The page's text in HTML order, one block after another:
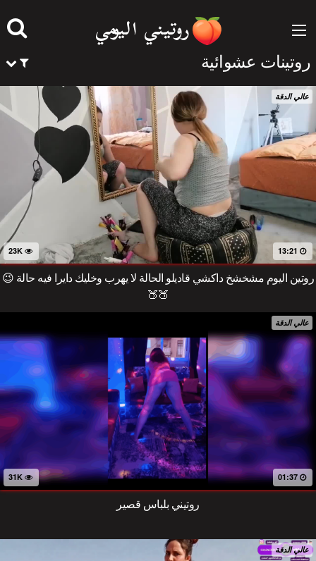
الى
المحتوى
روتينات عشوائية
عالي الدقة
روتين اليوم مشخشخ داكشي قاديلو الحالة لا يهرب وخليك دايرا فيه حالة 😉
🍑🍑
عالي الدقة
31K 01:37
روتيني بلباس قصير
عالي الدقة